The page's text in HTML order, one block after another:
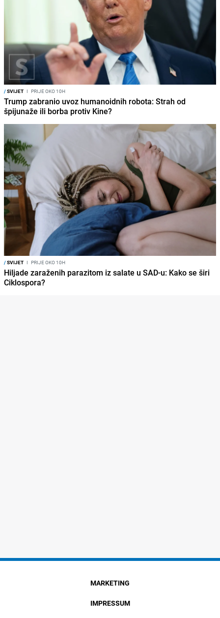
/SVIJET I PRIJE OKO 10H
Trump zabranio uvoz humanoidnih robota: Strah od
špijunaže ili borba protiv Kine?
/SVIJET I PRIJE OKO 10H
Hiljade zaraženih parazitom iz salate u SAD-u: Kako se širi
Ciklospora?
MARKETING
IMPRESSUM